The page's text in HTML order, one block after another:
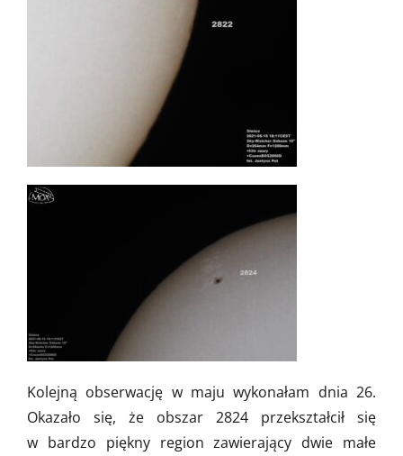
Kolejną obserwację w maju wykonałam dnia 26.
Okazało się, że obszar 2824 przekształcił się
w bardzo piękny region zawierający dwie małe